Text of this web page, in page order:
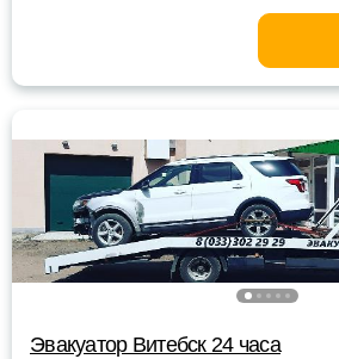
Эвакуатор Витебск 24 часа